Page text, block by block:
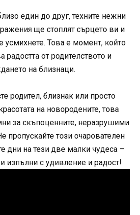
един до друг, техните нежни
ще стоплят сърцето ви и
усмихнете. Това е момент, който
радостта от родителството и
на близнаци.
родител, близнак или просто
на новородените, това
за скъпоценните, неразрушими
пропускайте този очарователен
дни на тези две малки чудеса –
изпълни с удивление и радост!